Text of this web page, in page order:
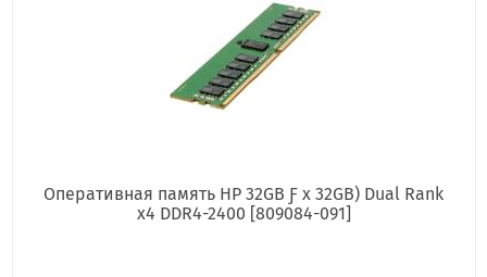
Оперативная память HP 32GB Ƒ x 32GB) Dual Rank
x4 DDR4-2400 [809084-091]